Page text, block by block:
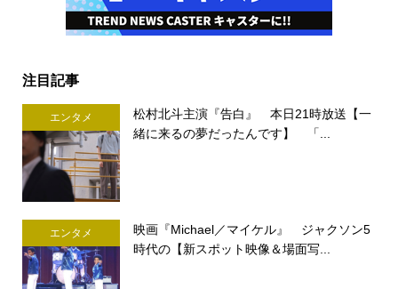
注目記事
エンタメ
松村北斗主演『告白』 本日21時放送【一
緒に来るの夢だったんです】 「...
エンタメ
映画『Michael／マイケル』 ジャクソン5
時代の【新スポット映像＆場面写...